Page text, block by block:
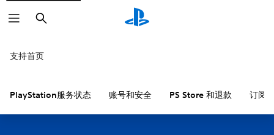
搜
索
支持首页
PlayStation服务状态 账号和安全 PS Store 和退款 订阅